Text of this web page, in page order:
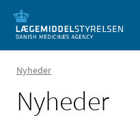
Nyheder
Nyheder